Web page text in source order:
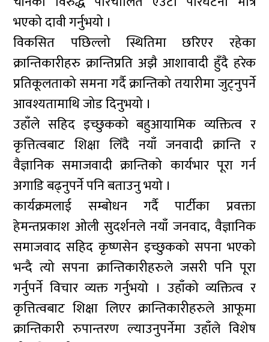
भएको दावी गर्नुभयो ।
विकसित पछिल्लो स्थितिमा छरिएर रहेका
क्रान्तिकारीहरु क्रान्तिप्रति अझै आशावादी हुँदै हरेक
प्रतिकूलताको समना गर्दै क्रान्तिको तयारीमा जुट्नुपर्ने
आवश्यतामाथि जोड दिनुभयो ।
उहाँले सहिद इच्छुकको बहुआयामिक व्यक्तित्व र
कृत्तित्वबाट शिक्षा लिँदै नयाँ जनवादी क्रान्ति र
वैज्ञानिक समाजवादी क्रान्तिको कार्यभार पूरा गर्न
अगाडि बढ्नुपर्ने पनि बताउनु भयो ।
कार्यक्रमलाई सम्बोधन गर्दै पार्टीका प्रवक्ता
हेमन्तप्रकाश ओली सुदर्शनले नयाँ जनवाद, वैज्ञानिक
समाजवाद सहिद कृष्णसेन इच्छुकको सपना भएको
भन्दै त्यो सपना क्रान्तिकारीहरुले जसरी पनि पूरा
गर्नुपर्ने विचार व्यक्त गर्नुभयो । उहाँको व्यक्तित्व र
कृत्तित्वबाट शिक्षा लिएर क्रान्तिकारीहरुले आफूमा
क्रान्तिकारी रुपान्तरण ल्याउनुपर्नेमा उहाँले विशेष